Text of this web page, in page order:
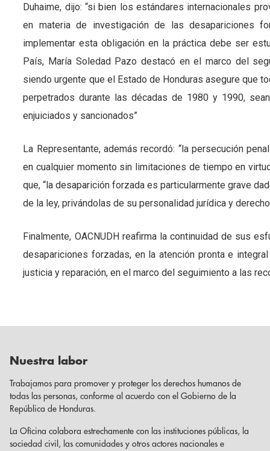
Duhaime, dijo: “si bien los estándares internacionales
en materia de investigación de las desapariciones
implementar esta obligación en la práctica debe ser
País, María Soledad Pazo destacó en el marco del
siendo urgente que el Estado de Honduras asegure que
perpetrados durante las décadas de 1980 y 1990,
enjuiciados y sancionados”
La Representante, además recordó: “la persecución
en cualquier momento sin limitaciones de tiempo en
que, “la desaparición forzada es particularmente grave
de la ley, privándolas de su personalidad jurídica y
Finalmente, OACNUDH reafirma la continuidad de sus
desapariciones forzadas, en la atención pronta e
justicia y reparación, en el marco del seguimiento a las
Nuestra labor
Trabajamos para promover y proteger los derechos humanos de
todas las personas, conforme al acuerdo con el Gobierno de la
República de Honduras.
La Oficina colabora estrechamente con las instituciones públicas, la
sociedad civil, las comunidades y otros actores nacionales e